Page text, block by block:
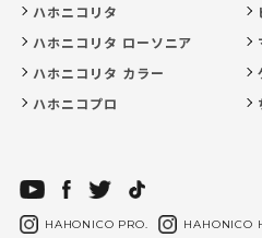
ハホニコリタ
ハホニコリタ ローソニア
ハホニコリタ カラー
ハホニコプロ
HAHONICO PRO. HAHONICO